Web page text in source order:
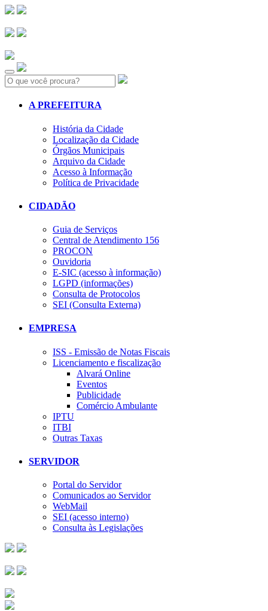
Search:
A PREFEITURA
História da Cidade
Localização da Cidade
Órgãos Municipais
Arquivo da Cidade
Acesso à Informação
Política de Privacidade
CIDADÃO
Guia de Serviços
Central de Atendimento 156
PROCON
Ouvidoria
E-SIC (acesso à informação)
LGPD (informações)
Consulta de Protocolos
SEI (Consulta Externa)
EMPRESA
ISS - Emissão de Notas Fiscais
Licenciamento e fiscalização
Alvará Online
Eventos
Publicidade
Comércio Ambulante
IPTU
ITBI
Outras Taxas
SERVIDOR
Portal do Servidor
Comunicados ao Servidor
WebMail
SEI (acesso interno)
Consulta às Legislações